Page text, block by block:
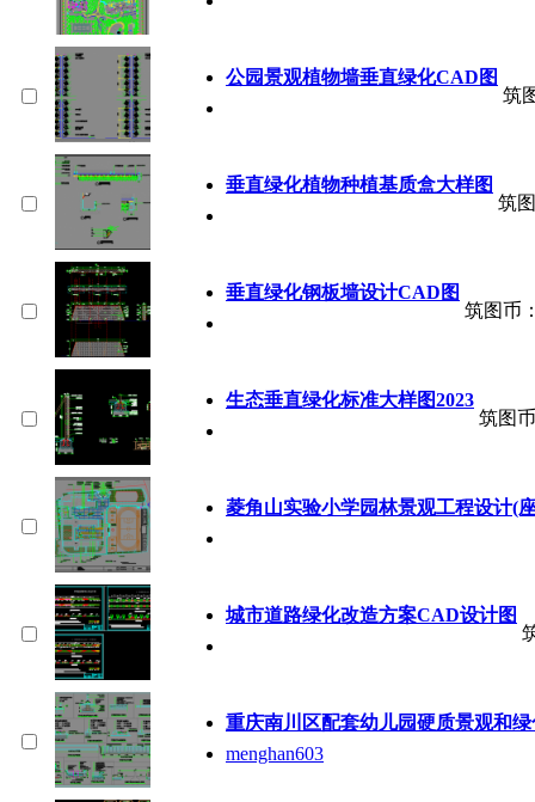
公园景观植物墙垂直绿化CAD图
筑
垂直绿化植物种植基质盒大样图
筑
垂直绿化钢板墙设计CAD图
筑图币
生态垂直绿化标准大样图2023
筑图
菱角山实验小学园林景观工程设计(
城市道路绿化改造方案CAD设计图
重庆南川区配套幼儿园硬质景观和
menghan603